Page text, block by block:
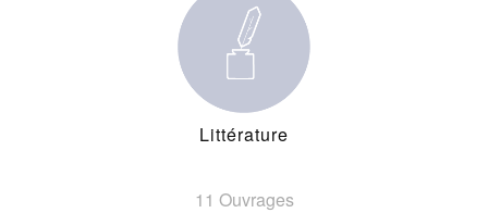
Littérature
11 Ouvrages